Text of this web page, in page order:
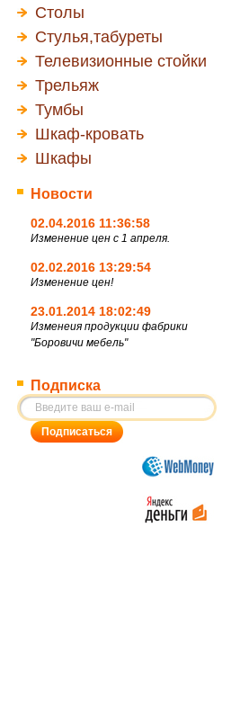
Столы
Стулья,табуреты
Телевизионные стойки
Трельяж
Тумбы
Шкаф-кровать
Шкафы
Новости
02.04.2016 11:36:58
Изменение цен с 1 апреля.
02.02.2016 13:29:54
Изменение цен!
23.01.2014 18:02:49
Изменеия продукции фабрики
"Боровичи мебель"
Подписка